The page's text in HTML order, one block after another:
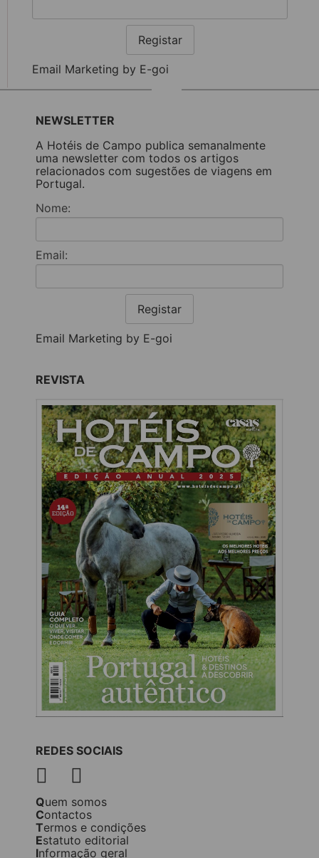
Registar
Email Marketing by E-goi
NEWSLETTER
A Hotéis de Campo publica semanalmente
uma newsletter com todos os artigos
relacionados com sugestões de viagens em
Portugal.
Nome:
Email:
Registar
Email Marketing by E-goi
REVISTA
REDES SOCIAIS
Quem somos
Contactos
Termos e condições
Estatuto editorial
Informação geral